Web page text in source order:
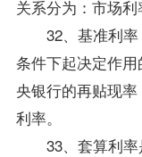
关系分为：市场利
32、基准利率
条件下起决定作
央银行的再贴现
利率。
33、套算利率